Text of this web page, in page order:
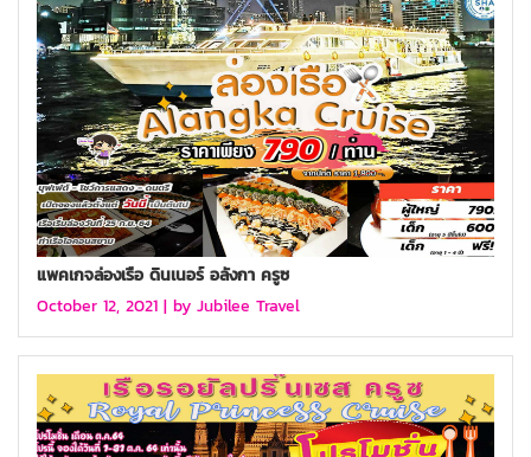
แพคเกจล่องเรือ ดินเนอร์ อลังกา ครูซ
October 12, 2021 | by Jubilee Travel